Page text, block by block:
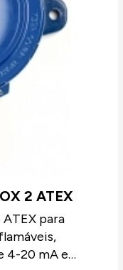
TRANSMISSOR SENSOTOX 2 ATEX
para
4-20 mA e